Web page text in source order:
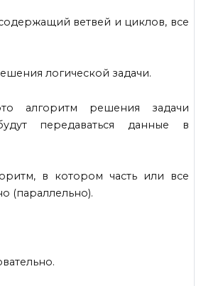
ветвей и циклов, все
логической задачи.
алгоритм решения задачи
передаваться данные в
в котором часть или все
(параллельно).